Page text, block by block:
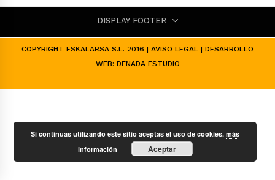
DISPLAY FOOTER
COPYRIGHT ESKALARSA S.L. 2016 | AVISO LEGAL | DESARROLLO
WEB: DENADA ESTUDIO
Si continuas utilizando este sitio aceptas el uso de cookies.más
información
Aceptar